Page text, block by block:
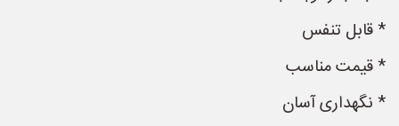
* قابل تنفس
* قیمت مناسب
* نگهداری آسان